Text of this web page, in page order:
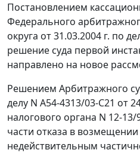
Постановлением
Федерального
округа от 31.03.2004 г. по
решение суда первой
направлено на новое
Решением Арбитражного
делу N А54-4313/03-С21 от
налогового органа N 12-13/
части отказа в
недействительным